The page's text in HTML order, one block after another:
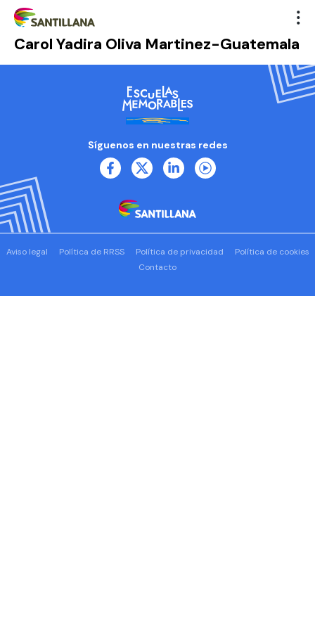
Carol Yadira Oliva Martinez-Guatemala
Síguenos en nuestras redes
Aviso legal Política de RRSS Política de privacidad
Política de cookies
Contacto